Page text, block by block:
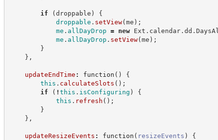
if (droppable )
{
droppable . setView(me ) ;
me . allDayDrop = new Ext . calendar. dd .
me . allDayDrop . setView(me ) ;
}
} ,
updateEndTime : function ( )
{
this . calculateSlots ( ) ;
if
( ! this . isConfiguring )
{
this . refresh ( ) ;
}
} ,
updateResizeEvents : function ( resizeEvents )
{